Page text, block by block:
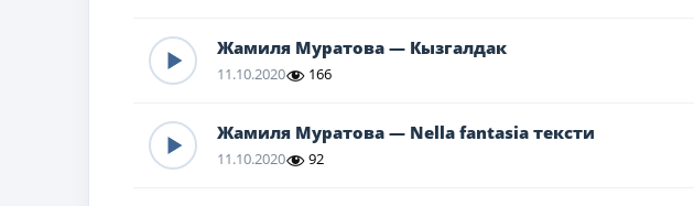
Жамиля Муратова — Кызгалдак
11.10.2020 166
Жамиля Муратова — Nella fantasia тексти
11.10.2020 92